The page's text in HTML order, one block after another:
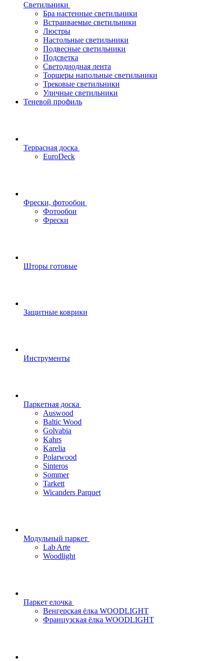
Светильники
Бра настенные светильники
Встраиваемые светильники
Люстры
Настольные светильники
Подвесные светильники
Подсветка
Светодиодная лента
Торшеры напольные светильники
Трековые светильники
Уличные светильники
Теневой профиль
Террасная доска
EuroDeck
Фрески, фотообои
Фотообои
Фрески
Шторы готовые
Защитные коврики
Инструменты
Паркетная доска
Auswood
Baltic Wood
Golvabia
Kahrs
Karelia
Polarwood
Sinteros
Sommer
Tarkett
Wicanders Parquet
Модульный паркет
Lab Arte
Woodlight
Паркет елочка
Венгерская ёлка WOODLIGHT
Французская ёлка WOODLIGHT